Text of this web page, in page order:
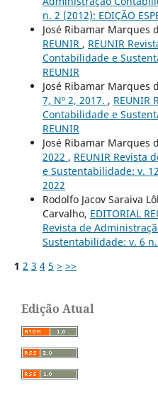
n. 2 (2012): EDIÇÃO
José Ribamar Marques
REUNIR , REUNIR
Contabilidade e
REUNIR
José Ribamar Marques
7, Nº 2, 2017. , REUNIR
Contabilidade e
REUNIR
José Ribamar Marques
2022 , REUNIR Revista
e Sustentabilidade: v.
2022
Rodolfo Jacov Saraiva
Carvalho, EDITORIAL
Revista de
Sustentabilidade: v. 6 n.
1 2 3 4 5 > >>
Edição Atual